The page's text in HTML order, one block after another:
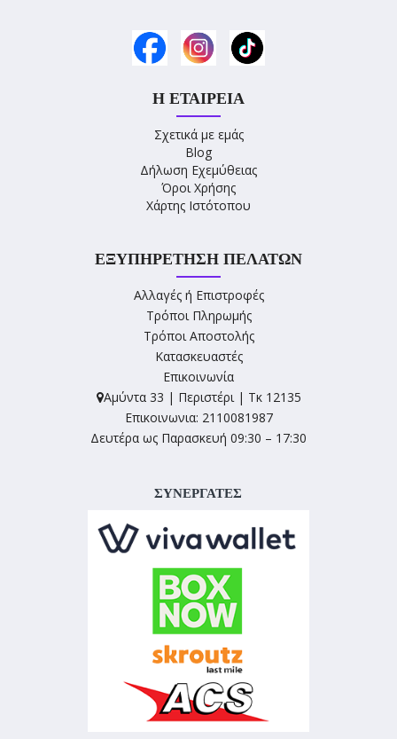
Η ΕΤΑΙΡΕΊΑ
Σχετικά με εμάς
Blog
Δήλωση Εχεμύθειας
Όροι Χρήσης
Χάρτης Ιστότοπου
ΕΞΥΠΗΡΈΤΗΣΗ ΠΕΛΑΤΏΝ
Αλλαγές ή Επιστροφές
Τρόποι Πληρωμής
Τρόποι Αποστολής
Κατασκευαστές
Επικοινωνία
Αμύντα 33 | Περιστέρι | Τκ 12135
Επικοινωνια: 2110081987
Δευτέρα ως Παρασκευή 09:30 – 17:30
ΣΥΝΕΡΓΑΤΕΣ